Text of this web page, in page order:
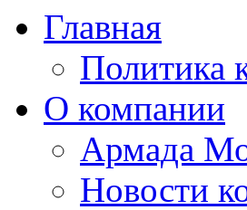
Главная
Политика
О компании
Армада
Новости